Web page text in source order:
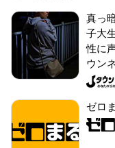
真っ
子大
性に
ウン
ゼロ